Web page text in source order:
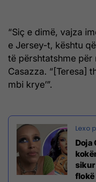
“Siç e dimë, vajza
e Jersey-t, kështu
të përshtatshme për
Casazza. “[Teresa]
mbi krye’”.
Doja
sikur
flokë